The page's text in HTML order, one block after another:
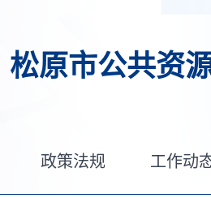
松原市公共资
政策法规 工作动